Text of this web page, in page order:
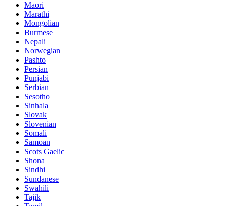
Maori
Marathi
Mongolian
Burmese
Nepali
Norwegian
Pashto
Persian
Punjabi
Serbian
Sesotho
Sinhala
Slovak
Slovenian
Somali
Samoan
Scots Gaelic
Shona
Sindhi
Sundanese
Swahili
Tajik